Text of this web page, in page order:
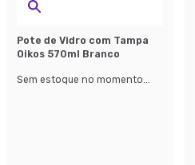
Pote de Vidro com Tampa
Oikos 570ml Branco
Sem estoque no momento...